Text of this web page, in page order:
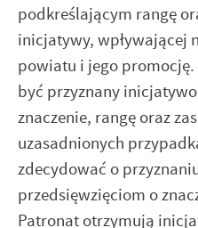
podkreślającym rangę
inicjatywy, wpływającej
powiatu i jego
być przyznany
znaczenie, rangę oraz
uzasadnionych
zdecydować o
przedsięwzięciom o
Patronat otrzymują